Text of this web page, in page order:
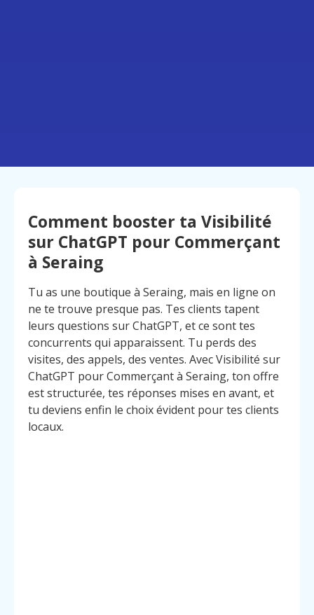
Comment booster ta Visibilité
sur ChatGPT pour Commerçant
à Seraing
Tu as une boutique à Seraing, mais en ligne on
ne te trouve presque pas. Tes clients tapent
leurs questions sur ChatGPT, et ce sont tes
concurrents qui apparaissent. Tu perds des
visites, des appels, des ventes. Avec Visibilité sur
ChatGPT pour Commerçant à Seraing, ton offre
est structurée, tes réponses mises en avant, et
tu deviens enfin le choix évident pour tes clients
locaux.